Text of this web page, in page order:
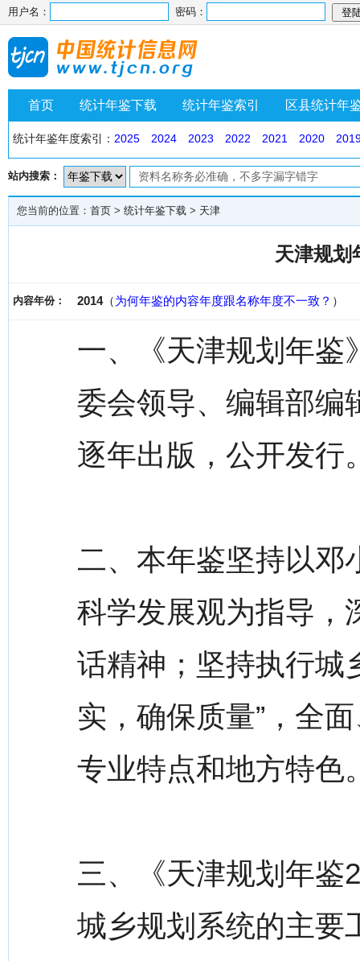
用户名： 密码：
首页 统计年鉴下载 统计年鉴索引 区县统计年
统计年鉴年度索引： 2025 2024 2023 2022 2021 2020
站内搜索：
您当前的位置： 首页 > 统计年鉴下载 > 天津
天津规划
内容年份： 2014（为何年鉴的内容年度跟名称年度不一致？ ）
一、《天津规划年鉴
委会领导、编辑部编
逐年出版，公开发行
二、本年鉴坚持以邓
科学发展观为指导，
话精神；坚持执行城
实，确保质量”，全
专业特点和地方特色
三、《天津规划年鉴
城乡规划系统的主要